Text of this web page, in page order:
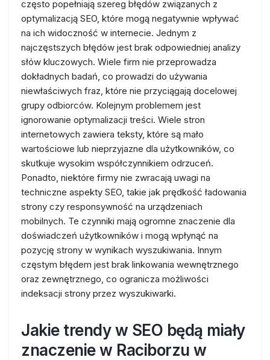
często popełniają szereg błędów związanych z
optymalizacją SEO, które mogą negatywnie wpływać
na ich widoczność w internecie. Jednym z
najczęstszych błędów jest brak odpowiedniej analizy
słów kluczowych. Wiele firm nie przeprowadza
dokładnych badań, co prowadzi do używania
niewłaściwych fraz, które nie przyciągają docelowej
grupy odbiorców. Kolejnym problemem jest
ignorowanie optymalizacji treści. Wiele stron
internetowych zawiera teksty, które są mało
wartościowe lub nieprzyjazne dla użytkowników, co
skutkuje wysokim współczynnikiem odrzuceń.
Ponadto, niektóre firmy nie zwracają uwagi na
techniczne aspekty SEO, takie jak prędkość ładowania
strony czy responsywność na urządzeniach
mobilnych. Te czynniki mają ogromne znaczenie dla
doświadczeń użytkowników i mogą wpłynąć na
pozycję strony w wynikach wyszukiwania. Innym
częstym błędem jest brak linkowania wewnętrznego
oraz zewnętrznego, co ogranicza możliwości
indeksacji strony przez wyszukiwarki.
Jakie trendy w SEO będą miały
znaczenie w Raciborzu w